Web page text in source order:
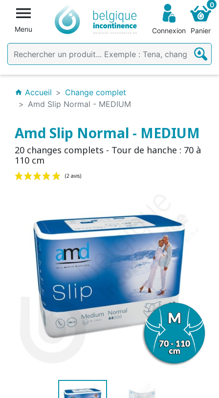

Menu Connexion
0
Panier
home Accueil
Change complet
Amd Slip Normal - MEDIUM
Amd Slip Normal - MEDIUM
20 changes complets - Tour de hanche : 70 à
110 cm